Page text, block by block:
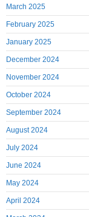
March 2025
February 2025
January 2025
December 2024
November 2024
October 2024
September 2024
August 2024
July 2024
June 2024
May 2024
April 2024